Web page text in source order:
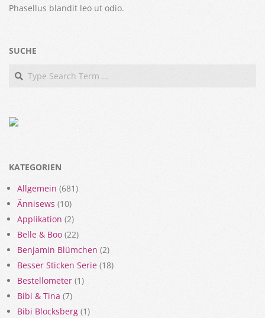
Phasellus blandit leo ut odio.
SUCHE
Search
KATEGORIEN
Allgemein (681)
Ännisews (10)
Applikation (2)
Belle & Boo (22)
Benjamin Blümchen (2)
Besser Sticken Serie (18)
Bestellometer (1)
Bibi & Tina (7)
Bibi Blocksberg (1)